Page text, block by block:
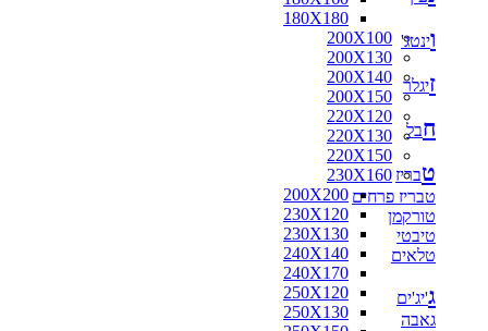
180X180
200X100
200X130
200X140
200X150
220X120
220X130
220X150
230X160
200X200
230X120
230X130
240X140
240X170
250X120
250X130
וינטג'
זיגלר
חבל
טבריז
טבריז פרחים
טורקמן
טיבטי
טלאים
ג'יג'ים
גאבה